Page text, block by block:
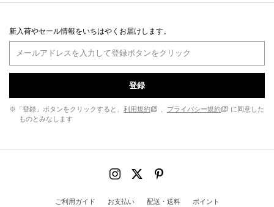
新入荷やセール情報をいちはやくお届けします。
登録
※「登録」ボタンをクリックすると、 利用規約 、 プライバシー規約
に同意した
ものとみなします
ご利用ガイド お支払い 配送・送料 ポイント